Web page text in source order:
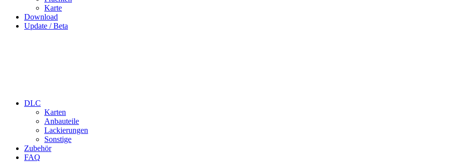
Karte
Download
Update / Beta
DLC
Karten
Anbauteile
Lackierungen
Sonstige
Zubehör
FAQ